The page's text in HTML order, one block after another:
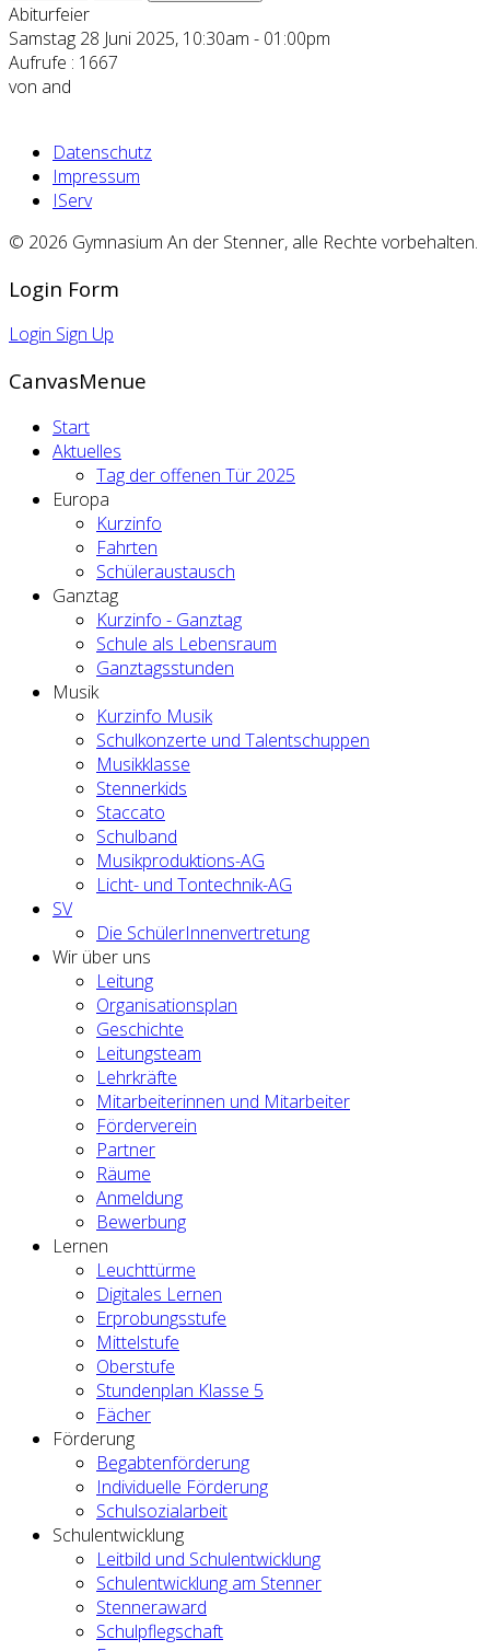
Abiturfeier
Samstag 28 Juni 2025, 10:30am - 01:00pm
Aufrufe : 1667
von and
Datenschutz
Impressum
IServ
© 2026 Gymnasium An der Stenner, alle Rechte vorbehalten.
Login Form
Login Sign Up
CanvasMenue
Start
Aktuelles
Tag der offenen Tür 2025
Europa
Kurzinfo
Fahrten
Schüleraustausch
Ganztag
Kurzinfo - Ganztag
Schule als Lebensraum
Ganztagsstunden
Musik
Kurzinfo Musik
Schulkonzerte und Talentschuppen
Musikklasse
Stennerkids
Staccato
Schulband
Musikproduktions-AG
Licht- und Tontechnik-AG
SV
Die SchülerInnenvertretung
Wir über uns
Leitung
Organisationsplan
Geschichte
Leitungsteam
Lehrkräfte
Mitarbeiterinnen und Mitarbeiter
Förderverein
Partner
Räume
Anmeldung
Bewerbung
Lernen
Leuchttürme
Digitales Lernen
Erprobungsstufe
Mittelstufe
Oberstufe
Stundenplan Klasse 5
Fächer
Förderung
Begabtenförderung
Individuelle Förderung
Schulsozialarbeit
Schulentwicklung
Leitbild und Schulentwicklung
Schulentwicklung am Stenner
Stenneraward
Schulpflegschaft